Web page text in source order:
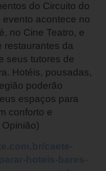
do Circuito do
evento acontece no
no Cine Teatro, e
restaurantes da
seus tutores de
Hotéis, pousadas,
poderão
espaços para
conforto e